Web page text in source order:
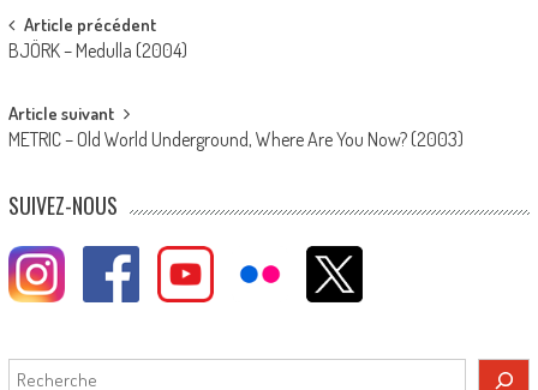
Post
navigation
Article précédent
BJÖRK – Medulla (2004)
Article suivant
METRIC – Old World Underground, Where Are You Now? (2003)
SUIVEZ-NOUS
Rechercher